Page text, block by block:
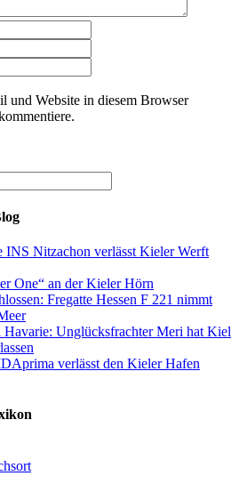
und Website in diesem Browser
INS Nitzachon verlässt Kieler Werft
One“ an der Kieler Hörn
Fregatte Hessen F 221 nimmt
Havarie: Unglücksfrachter Meri hat Kiel
verlässt den Kieler Hafen